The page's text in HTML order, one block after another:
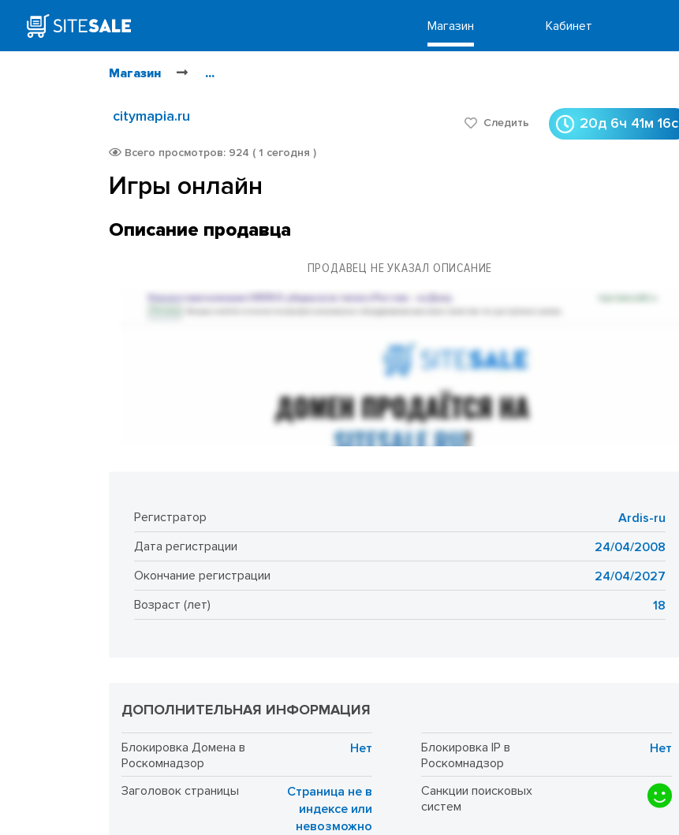
Магазин Кабинет
Магазин ...
citymapia.ru Следить 20д 6ч 41м 16с
Всего просмотров: 924 ( 1 сегодня )
Игры онлайн
Описание продавца
ПРОДАВЕЦ НЕ УКАЗАЛ ОПИСАНИЕ
Регистратор
Ardis-ru
Дата регистрации
24/04/2008
Окончание регистрации
24/04/2027
Возраст (лет)
18
ДОПОЛНИТЕЛЬНАЯ ИНФОРМАЦИЯ
Блокировка Домена в
Роскомнадзор
Нет
Блокировка IP в
Роскомнадзор
Нет
Заголовок страницы
Страница не в
индексе или
невозможно
Санкции поисковых
систем